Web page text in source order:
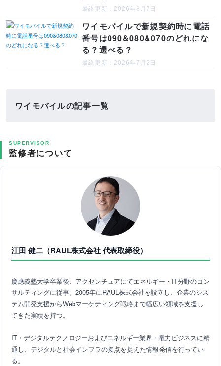
最終更新：2026年8月7日
ワイモバイルで新規契約時に電話
番号は090&080&070のどれにな
る？選べる？
最終更新：2026年7月2日
ワイモバイルの記事一覧
SUPERVISOR
監修者について
江田 健二（RAUL株式会社 代表取締役）
慶應義塾大学卒業後、アクセンチュアにてエネルギー・IT分野のコン
サルティングに従事。2005年にRAUL株式会社を設立し、企業のシス
テム開発支援からWebマーケティング戦略まで幅広い領域を支援し
てきた実績を持つ。
IT・デジタルテクノロジーおよびエネルギー業界・電力ビジネスに精
通し、デジタルと社会インフラの接点を捉えた情報発信を行ってい
る。